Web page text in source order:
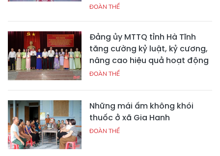
ĐOÀN THỂ
Đảng ủy MTTQ tỉnh Hà Tĩnh
tăng cường kỷ luật, kỷ cương,
nâng cao hiệu quả hoạt động
ĐOÀN THỂ
Những mái ấm không khói
thuốc ở xã Gia Hanh
ĐOÀN THỂ